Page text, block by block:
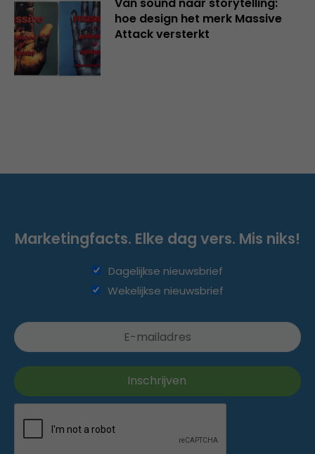
hoe design het merk Massive
Attack versterkt
Marketingfacts. Elke dag vers. Mis niks!
Dagelijkse nieuwsbrief
Wekelijkse nieuwsbrief